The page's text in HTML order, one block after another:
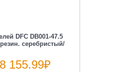
DFC DB001-47.5
серебристый/
155.99₽